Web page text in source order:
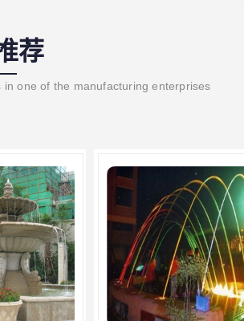
荐
one of the manufacturing enterprises